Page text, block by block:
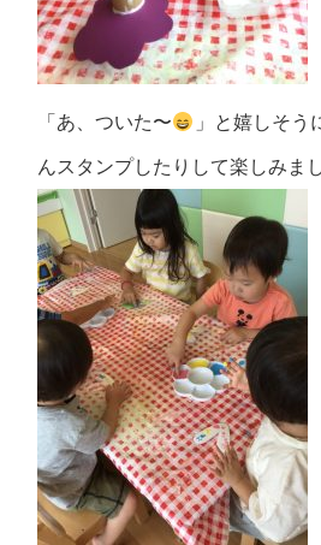
「あ、ついた〜 」と嬉しそう
んスタンプしたりして楽しみま